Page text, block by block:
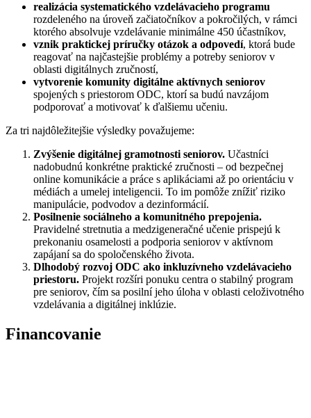
realizácia systematického vzdelávacieho programu
rozdeleného na úroveň začiatočníkov a pokročilých, v rámci
ktorého absolvuje vzdelávanie minimálne 450 účastníkov,
vznik praktickej príručky otázok a odpovedí, ktorá bude
reagovať na najčastejšie problémy a potreby seniorov v
oblasti digitálnych zručností,
vytvorenie komunity digitálne aktívnych seniorov
spojených s priestorom ODC, ktorí sa budú navzájom
podporovať a motivovať k ďalšiemu učeniu.
Za tri najdôležitejšie výsledky považujeme:
Zvýšenie digitálnej gramotnosti seniorov. Učastníci
nadobudnú konkrétne praktické zručnosti – od bezpečnej
online komunikácie a práce s aplikáciami až po orientáciu v
médiách a umelej inteligencii. To im pomôže znížiť riziko
manipulácie, podvodov a dezinformácií.
Posilnenie sociálneho a komunitného prepojenia.
Pravidelné stretnutia a medzigeneračné učenie prispejú k
prekonaniu osamelosti a podporia seniorov v aktívnom
zapájaní sa do spoločenského života.
Dlhodobý rozvoj ODC ako inkluzívneho vzdelávacieho
priestoru. Projekt rozšíri ponuku centra o stabilný program
pre seniorov, čím sa posilní jeho úloha v oblasti celoživotného
vzdelávania a digitálnej inklúzie.
Financovanie